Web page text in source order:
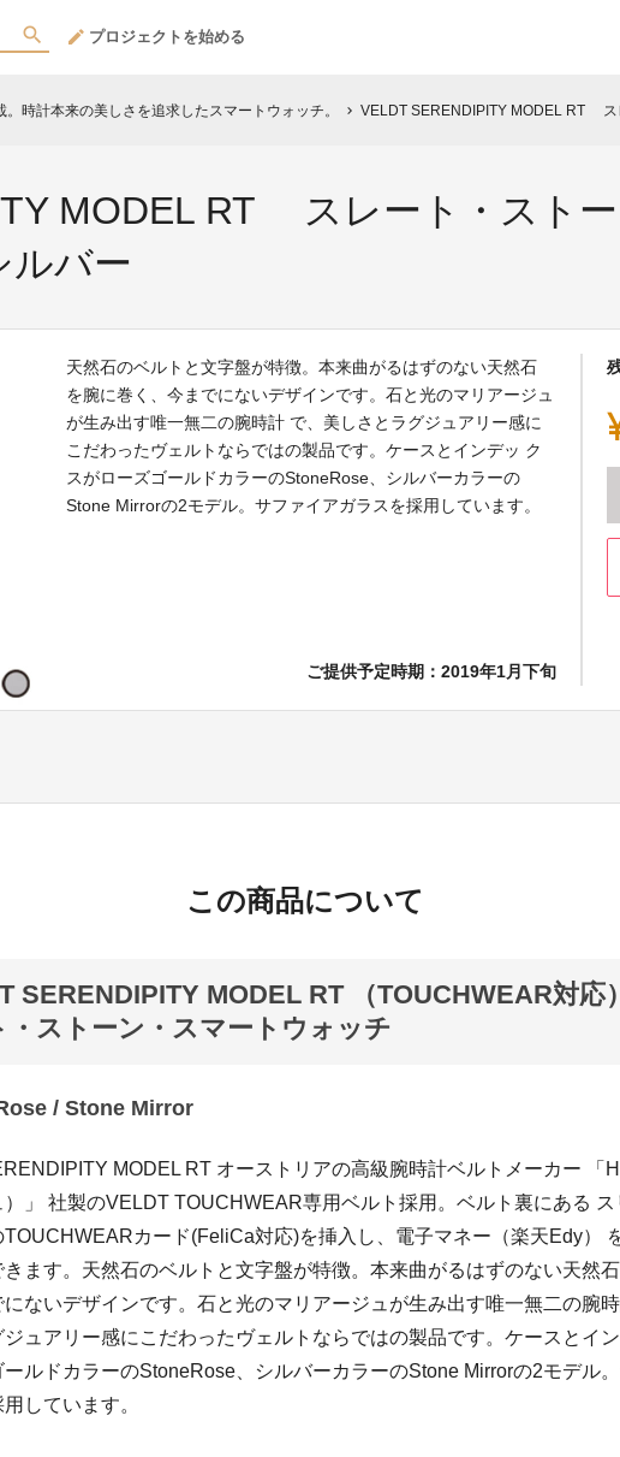
プロジェクトを始める
時計本来の美しさを追求したスマートウォッチ。 chevron_right VELDT SERENDIPITY MODEL RT スレー
MODEL RT スレート・スト
バー
天然石のベルトと文字盤が特徴。本来曲がるはずのない天然石
を腕に巻く、今までにないデザインです。石と光のマリアージュ
が生み出す唯一無二の腕時計 で、美しさとラグジュアリー感に
こだわったヴェルトならではの製品です。ケースとインデッ ク
スがローズゴールドカラーのStoneRose、シルバーカラーの
Stone Mirrorの2モデル。サファイアガラスを採用しています。
ご提供予定時期：2019年1月下旬
この商品について
SERENDIPITY MODEL RT （TOUCHWEAR対応
・ストーン・スマートウォッチ
/ Stone Mirror
MODEL RT オーストリアの高級腕時計ベルトメーカー 「
）」 社製のVELDT TOUCHWEAR専用ベルト採用。ベルト裏にある ス
TOUCHWEARカード(FeliCa対応)を挿入し、電子マネー（楽天Edy）
きます。天然石のベルトと文字盤が特徴。本来曲がるはずのない天然
にないデザインです。石と光のマリアージュが生み出す唯一無二の腕
ジュアリー感にこだわったヴェルトならではの製品です。ケースとイ
ールドカラーのStoneRose、シルバーカラーのStone Mirrorの2モデル
しています。